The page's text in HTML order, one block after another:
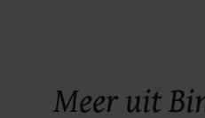
Meer uit